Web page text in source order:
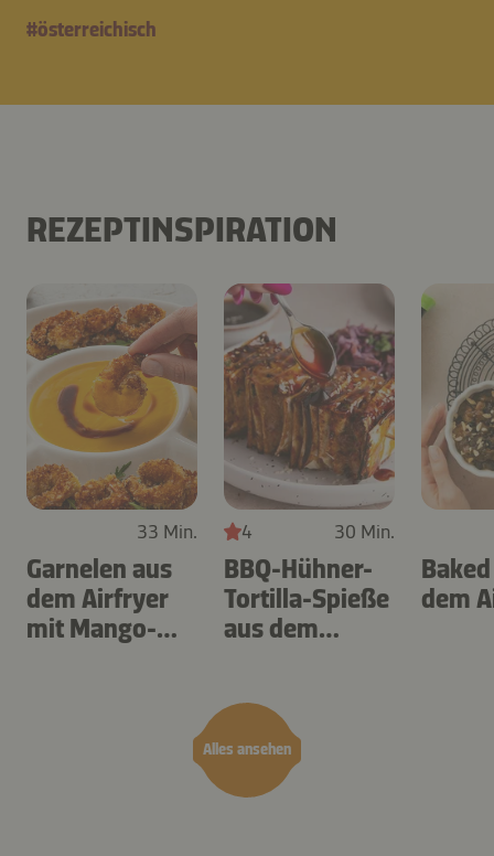
#österreichisch
REZEPTINSPIRATION
Alles ansehen
33 Min.
Garnelen aus
dem Airfryer
mit Mango-
4 30 Min.
BBQ-Hühner-
Tortilla-Spieße
aus dem
dem